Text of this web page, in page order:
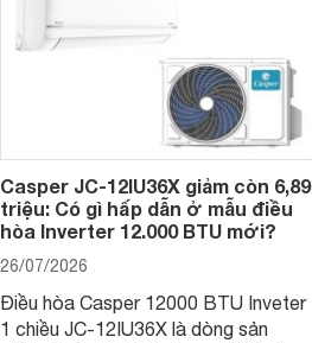
Casper JC-12IU36X giảm còn 6,89
triệu: Có gì hấp dẫn ở mẫu điều
hòa Inverter 12.000 BTU mới?
26/07/2026
Điều hòa Casper 12000 BTU Inveter
1 chiều JC-12IU36X là dòng sản